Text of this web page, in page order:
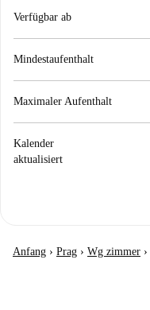
Verfügbar ab
Mindestaufenthalt
Maximaler Aufenthalt
Kalender
aktualisiert
Anfang › Prag › Wg zimmer ›